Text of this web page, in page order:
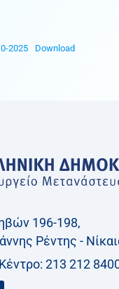
2025 Download
196-198,
Ρέντης -
213 212